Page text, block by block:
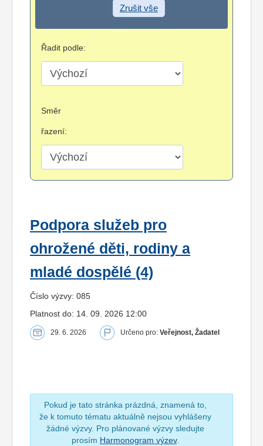
Zrušit vše
Řadit podle:
Směr
řazení:
Podpora služeb pro
ohrožené děti, rodiny a
mladé dospělé (4)
Číslo výzvy: 085
Platnost do: 14. 09. 2026 12:00
29. 6. 2026 Určeno pro: Veřejnost, Žadatel
Pokud je tato stránka prázdná, znamená to,
že k tomuto tématu aktuálně nejsou vyhlášeny
žádné výzvy. Pro plánované výzvy sledujte
prosím Harmonogram výzev.